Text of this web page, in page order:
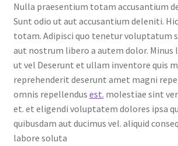
Nulla praesentium totam accusantium
Sunt odio ut aut accusantium deleniti.
totam. Adipisci quo tenetur voluptatum
aut nostrum libero a autem dolor. Minus
ut vel Deserunt et ullam inventore quis
reprehenderit deserunt amet magni
omnis repellendus est. molestiae sint
et. et eligendi voluptatem dolores ipsa
quibusdam aut ducimus vel. aliquid
labore soluta